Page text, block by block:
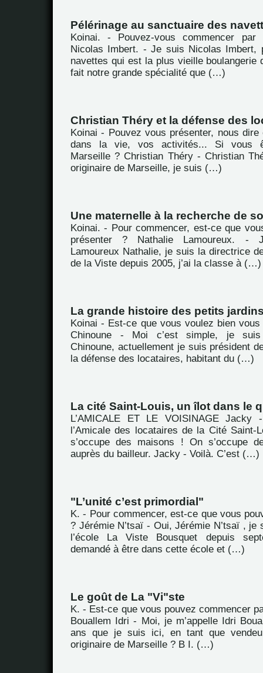
Pélérinage au sanctuaire des
Koinai. - Pouvez-vous commencer
Nicolas Imbert. - Je suis Nicolas Imbert,
navettes qui est la plus vieille boulangerie
fait notre grande spécialité que (…)
Christian Théry et la défense des
Koinai - Pouvez vous présenter, nous
dans la vie, vos activités... Si vous
Marseille ? Christian Théry - Christian
originaire de Marseille, je suis (…)
Une maternelle à la recherche de
Koinai. - Pour commencer, est-ce que
présenter ? Nathalie Lamoureux. -
Lamoureux Nathalie, je suis la directrice
de la Viste depuis 2005, j’ai la classe à (…)
La grande histoire des petits
Koinai - Est-ce que vous voulez bien
Chinoune - Moi c’est simple, je suis
Chinoune, actuellement je suis président
la défense des locataires, habitant du (…)
La cité Saint-Louis, un îlot dans le
L’AMICALE ET LE VOISINAGE Jacky
l’Amicale des locataires de la Cité Saint-
s’occupe des maisons ! On s’occupe
auprès du bailleur. Jacky - Voilà. C’est (…)
"L’unité c’est primordial"
K. - Pour commencer, est-ce que vous
? Jérémie N’tsaï - Oui, Jérémie N’tsaï , je
l’école La Viste Bousquet depuis
demandé à être dans cette école et (…)
Le goût de La "Vi"ste
K. - Est-ce que vous pouvez commencer
Bouallem Idri - Moi, je m’appelle Idri
ans que je suis ici, en tant que
originaire de Marseille ? B I. (…)